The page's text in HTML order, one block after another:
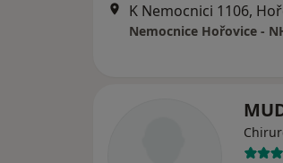
K Nemocnici 1106,
Nemocnice Hořovice -